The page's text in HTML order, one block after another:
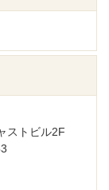
ストビル2F